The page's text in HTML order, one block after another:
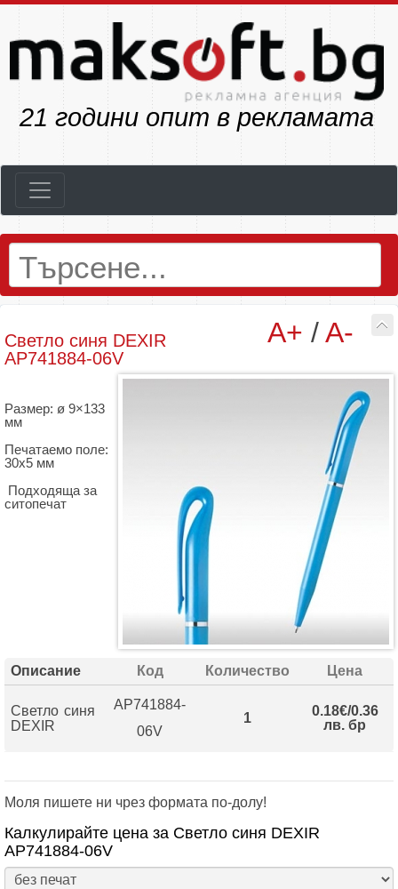
23 години опит в рекламата
A+ /A-
Светло синя DEXIR
AP741884-06V
Размер: ø 9×133
мм
Печатаемо поле:
30х5 мм
Подходяща за
ситопечат
Описание Код Количество Цена
Светло синя
DEXIR
AP741884-
06V
1
0.18€/0.36
лв. бр
Моля пишете ни чрез формата по-долу!
Калкулирайте цена за Светло синя DEXIR
AP741884-06V